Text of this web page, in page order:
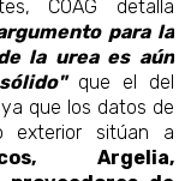
COAG detalla
para la
la urea es aún
que el del
que los datos de
exterior sitúan a
Argelia,